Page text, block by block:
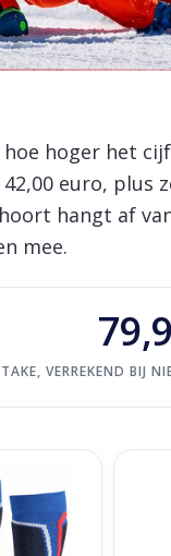
hoger het
euro, plus
hangt af
mee.
VERREKEND BIJ
Blue